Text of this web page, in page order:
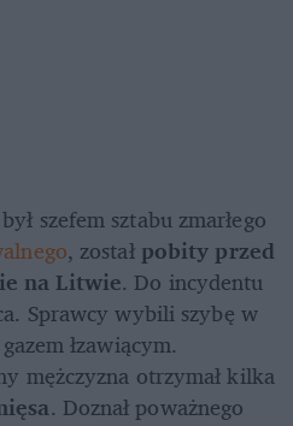
szefem sztabu zmarłego
, został pobity przed
na Litwie. Do incydentu
Sprawcy wybili szybę w
łzawiącym.
Następnie sterroryzowany mężczyzna otrzymał kilka
. Doznał poważnego